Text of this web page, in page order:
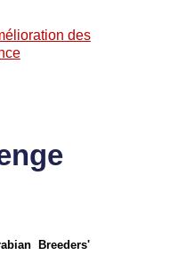
des
Breeders'